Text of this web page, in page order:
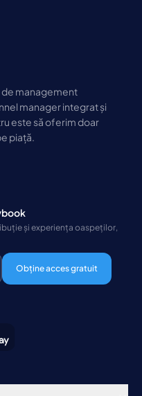
management
manager integrat și
este să oferim doar
piață.
și experiența oaspeților,
Obține acces gratuit